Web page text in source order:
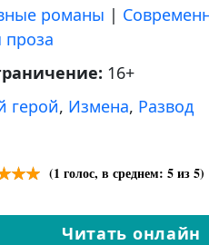
романы |
проза
16+
герой, Измена, Развод
(1 голос, в среднем: 5из 5)
Читать онлайн